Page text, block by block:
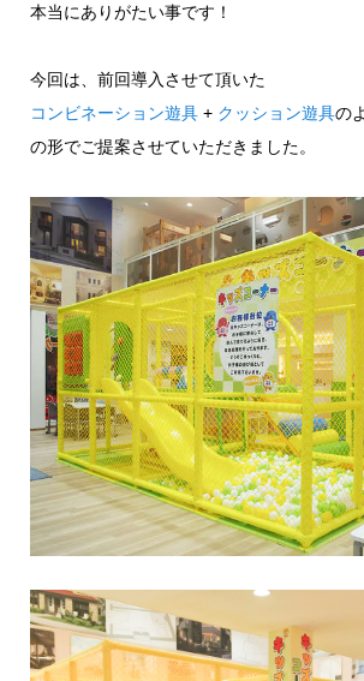
本当にありがたい事です！
今回は、前回導入させて頂いた
コンビネーション遊具+ クッション遊具の
の形でご提案させていただきました。